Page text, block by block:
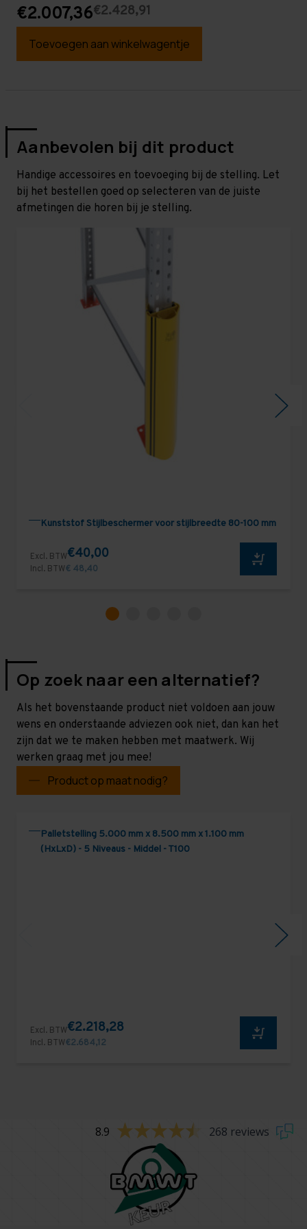
€2.007,36€2.428,91
Toevoegen aan winkelwagentje
Aanbevolen bij dit product
Handige accessoires en toevoeging bij de stelling. Let
bij het bestellen goed op selecteren van de juiste
afmetingen die horen bij je stelling.
Kunststof Stijlbeschermer voor stijlbreedte 80-100 mm
Excl. BTW€40,00
Incl. BTW€ 48,40
Op zoek naar een alternatief?
Als het bovenstaande product niet voldoen aan jouw
wens en onderstaande adviezen ook niet, dan kan het
zijn dat we te maken hebben met maatwerk. Wij
werken graag met jou mee!
Product op maat nodig?
Palletstelling 5.000 mm x 8.500 mm x 1.100 mm
(HxLxD) - 5 Niveaus - Middel - T100
Excl. BTW€2.218,28
Incl. BTW€2.684,12
8.9 268 reviews